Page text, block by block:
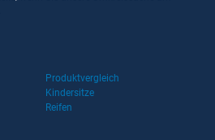
Produktvergleich
Kindersitze
Reifen